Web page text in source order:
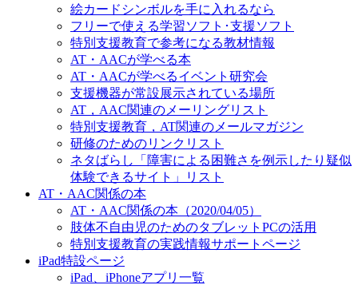
絵カードシンボルを手に入れるなら
フリーで使える学習ソフト･支援ソフト
特別支援教育で参考になる教材情報
AT・AACが学べる本
AT・AACが学べるイベント研究会
支援機器が常設展示されている場所
AT，AAC関連のメーリングリスト
特別支援教育，AT関連のメールマガジン
研修のためのリンクリスト
ネタばらし「障害による困難さを例示したり疑似
体験できるサイト」リスト
AT・AAC関係の本
AT・AAC関係の本（2020/04/05）
肢体不自由児のためのタブレットPCの活用
特別支援教育の実践情報サポートページ
iPad特設ページ
iPad、iPhoneアプリ一覧